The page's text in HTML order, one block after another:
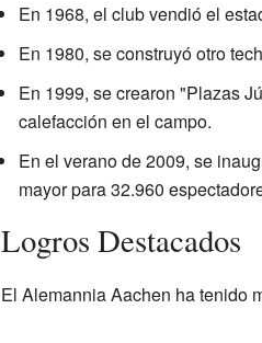
En 1968, el club vendió el
En 1980, se construyó otro
En 1999, se crearon "Plazas
calefacción en el campo.
En el verano de 2009, se
mayor para 32.960
Logros Destacados
El Alemannia Aachen ha tenido